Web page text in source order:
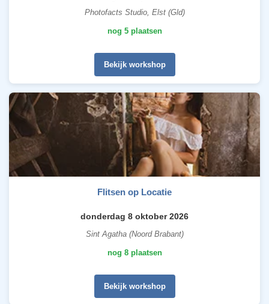
Photofacts Studio, Elst (Gld)
nog 5 plaatsen
Bekijk workshop
Flitsen op Locatie
donderdag 8 oktober 2026
Sint Agatha (Noord Brabant)
nog 8 plaatsen
Bekijk workshop